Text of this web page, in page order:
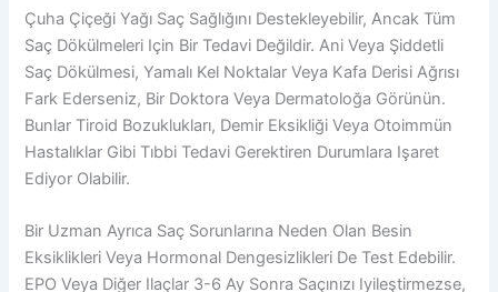
Çuha Çiçeği Yağı Saç Sağlığını Destekleyebilir, Ancak Tüm
Saç Dökülmeleri Için Bir Tedavi Değildir. Ani Veya Şiddetli
Saç Dökülmesi, Yamalı Kel Noktalar Veya Kafa Derisi Ağrısı
Fark Ederseniz, Bir Doktora Veya Dermatoloğa Görünün.
Bunlar Tiroid Bozuklukları, Demir Eksikliği Veya Otoimmün
Hastalıklar Gibi Tıbbi Tedavi Gerektiren Durumlara Işaret
Ediyor Olabilir.
Bir Uzman Ayrıca Saç Sorunlarına Neden Olan Besin
Eksiklikleri Veya Hormonal Dengesizlikleri De Test Edebilir.
EPO Veya Diğer Ilaçlar 3-6 Ay Sonra Saçınızı Iyileştirmezse,